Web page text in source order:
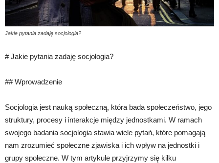
Jakie pytania zadaję socjologia?
# Jakie pytania zadaję socjologia?
## Wprowadzenie
Socjologia jest nauką społeczną, która bada społeczeństwo, jego
struktury, procesy i interakcje między jednostkami. W ramach
swojego badania socjologia stawia wiele pytań, które pomagają
nam zrozumieć społeczne zjawiska i ich wpływ na jednostki i
grupy społeczne. W tym artykule przyjrzymy się kilku